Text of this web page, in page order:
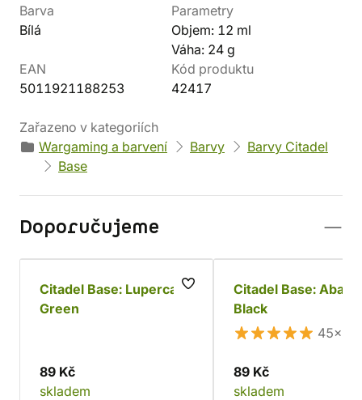
Barva
Bílá
Parametry
Objem: 12 ml
Váha: 24 g
EAN
5011921188253
Kód produktu
42417
Zařazeno v kategoriích
Wargaming a barvení
Barvy
Barvy Citadel
Base
Doporučujeme
Citadel Base: Lupercal
Green
89 Kč
skladem
Citadel Base:
Black
45×
89 Kč
skladem